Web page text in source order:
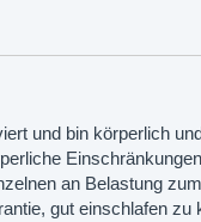
und bin körperlich
an Belastung
gut einschlafen zu